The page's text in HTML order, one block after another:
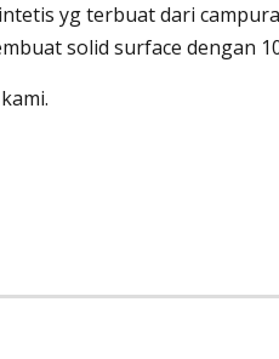
yg terbuat dari
solid surface dengan